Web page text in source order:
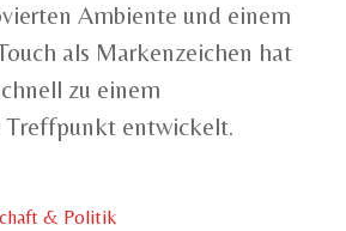
Ambiente und einem
als Markenzeichen hat
zu einem
Treffpunkt entwickelt.
& Politik